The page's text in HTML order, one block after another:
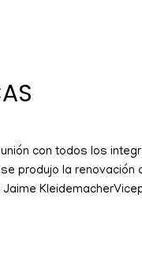
con todos los
produjo la